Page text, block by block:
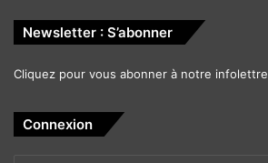
Newsletter : S’abonner
Cliquez pour vous abonner à notre infolettre
Connexion